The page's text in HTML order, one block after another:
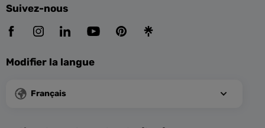
Suivez-nous
Modifier la langue
Français